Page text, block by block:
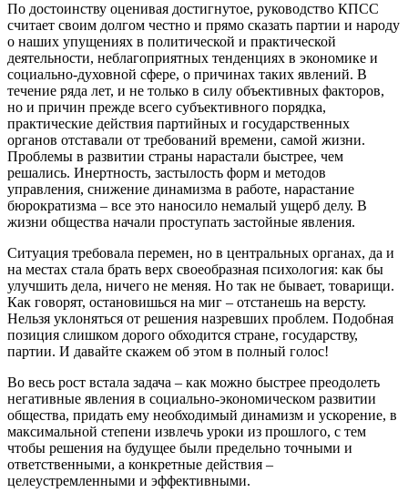
По достоинству оценивая достигнутое, руководство КПСС
считает своим долгом честно и прямо сказать партии и народу
о наших упущениях в политической и практической
деятельности, неблагоприятных тенденциях в экономике и
социально-духовной сфере, о причинах таких явлений. В
течение ряда лет, и не только в силу объективных факторов,
но и причин прежде всего субъективного порядка,
практические действия партийных и государственных
органов отставали от требований времени, самой жизни.
Проблемы в развитии страны нарастали быстрее, чем
решались. Инертность, застылость форм и методов
управления, снижение динамизма в работе, нарастание
бюрократизма – все это наносило немалый ущерб делу. В
жизни общества начали проступать застойные явления.
Ситуация требовала перемен, но в центральных органах, да и
на местах стала брать верх своеобразная психология: как бы
улучшить дела, ничего не меняя. Но так не бывает, товарищи.
Как говорят, остановишься на миг – отстанешь на версту.
Нельзя уклоняться от решения назревших проблем. Подобная
позиция слишком дорого обходится стране, государству,
партии. И давайте скажем об этом в полный голос!
Во весь рост встала задача – как можно быстрее преодолеть
негативные явления в социально-экономическом развитии
общества, придать ему необходимый динамизм и ускорение, в
максимальной степени извлечь уроки из прошлого, с тем
чтобы решения на будущее были предельно точными и
ответственными, а конкретные действия –
целеустремленными и эффективными.